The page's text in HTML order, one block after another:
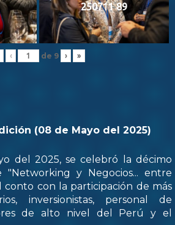
250711 89
‹ de 9 › »
(08 de Mayo del 2025)
del 2025, se celebró la décimo
"Networking y Negocios... entre
conto con la participación de más
inversionistas, personal de
de alto nivel del Perú y el